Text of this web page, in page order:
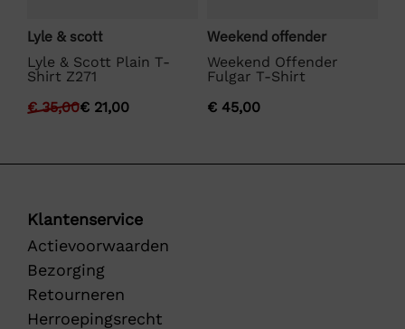
Lyle & scott
Lyle & Scott Plain T-
Shirt Z271
€35,00€ 21,00
Weekend offender
Weekend Offender
Fulgar T-Shirt
€ 45,00
Klantenservice
Actievoorwaarden
Bezorging
Retourneren
Herroepingsrecht